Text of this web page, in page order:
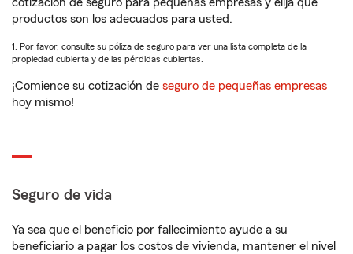
cotización de seguro para pequeñas empresas y elija qué
productos son los adecuados para usted.
1. Por favor, consulte su póliza de seguro para ver una lista completa de la
propiedad cubierta y de las pérdidas cubiertas.
¡Comience su cotización de seguro de pequeñas empresas
hoy mismo!
Seguro de vida
Ya sea que el beneficio por fallecimiento ayude a su
beneficiario a pagar los costos de vivienda, mantener el nivel